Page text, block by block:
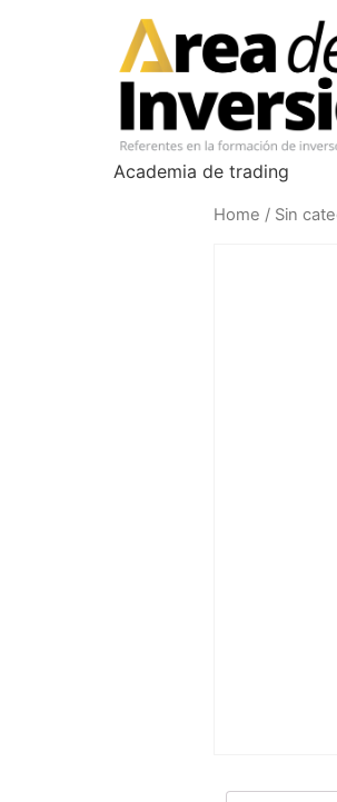
Academia de trading
Home / Sin